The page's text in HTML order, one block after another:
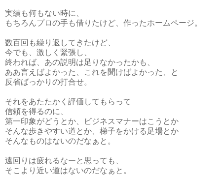
実績も何もない時に、
もちろんプロの手も借りたけど、作ったホームページ。
数百回も繰り返してきたけど、
今でも、激しく緊張し、
終われば、あの説明は足りなかったかも、
ああ言えばよかった、これを聞けばよかった、と
反省ばっかりの打合せ。
それをあたたかく評価してもらって
信頼を得るのに、
第一印象がどうとか、ビジネスマナーはこうとか
そんな歩きやすい道とか、梯子をかける足場とか
そんなものはないのだなぁと。
遠回りは疲れるなーと思っても、
そこより近い道はないのだなぁと。